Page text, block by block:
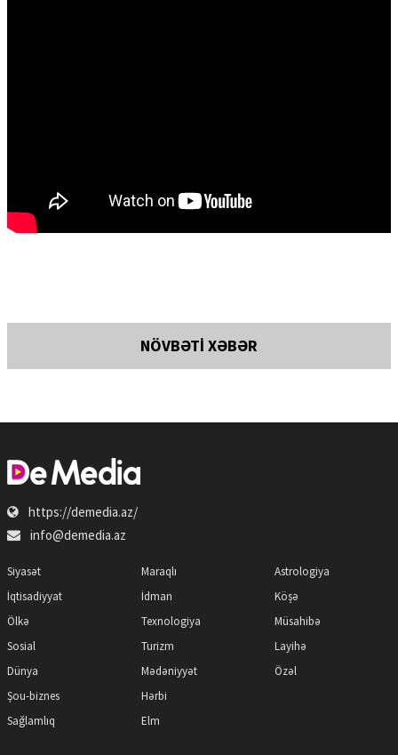
NÖVBƏTİ XƏBƏR
https://demedia.az/
info@demedia.az
Siyasət
İqtisadiyyat
Ölkə
Sosial
Dünya
Şou-biznes
Sağlamlıq
Maraqlı
İdman
Texnologiya
Turizm
Mədəniyyət
Hərbi
Elm
Astrologiya
Köşə
Müsahibə
Layihə
Özəl